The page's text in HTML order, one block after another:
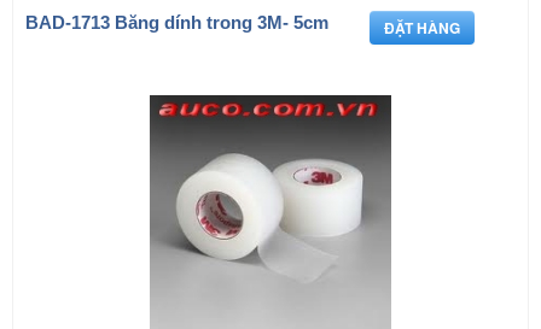
BAD-1713 Băng dính trong 3M- 5cm